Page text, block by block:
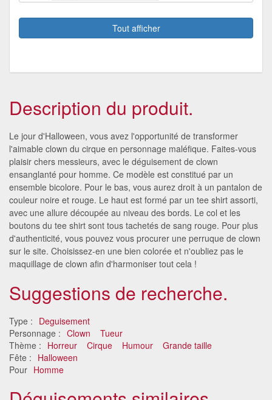
5.02€
Tout afficher
Description du produit.
Le jour d'Halloween, vous avez l'opportunité de transformer
l'aimable clown du cirque en personnage maléfique. Faites-vous
plaisir chers messieurs, avec le déguisement de clown
ensanglanté pour homme. Ce modèle est constitué par un
ensemble bicolore. Pour le bas, vous aurez droit à un pantalon de
couleur noire et rouge. Le haut est formé par un tee shirt assorti,
avec une allure découpée au niveau des bords. Le col et les
boutons du tee shirt sont tous tachetés de sang rouge. Pour plus
d'authenticité, vous pouvez vous procurer une perruque de clown
sur le site. Choisissez-en une bien colorée et n'oubliez pas le
maquillage de clown afin d'harmoniser tout cela !
Suggestions de recherche.
Type : Deguisement
Personnage : Clown
Tueur
Thème : Horreur Cirque Humour
Grande taille
Fête : Halloween
Pour Homme